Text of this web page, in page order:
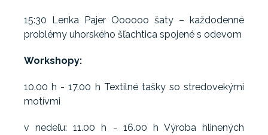
15:30 Lenka Pajer Oooooo šaty – každodenné
problémy uhorského šľachtica spojené s odevom
Workshopy:
10.00 h - 17.00 h Textilné tašky so stredovekými
motívmi
v nedeľu: 11.00 h - 16.00 h Výroba hlinených